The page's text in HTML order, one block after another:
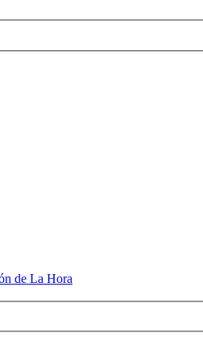
de La Hora